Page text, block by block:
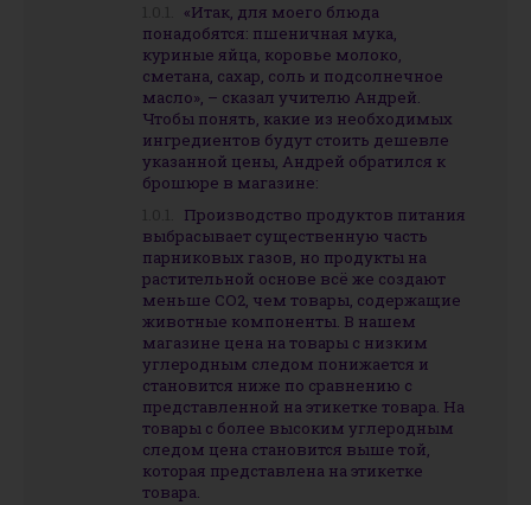
«Итак, для моего блюда
понадобятся: пшеничная мука,
куриные яйца, коровье молоко,
сметана, сахар, соль и подсолнечное
масло», – сказал учителю Андрей.
Чтобы понять, какие из необходимых
ингредиентов будут стоить дешевле
указанной цены, Андрей обратился к
брошюре в магазине:
Производство продуктов питания
выбрасывает существенную часть
парниковых газов, но продукты на
растительной основе всё же создают
меньше CO2, чем товары, содержащие
животные компоненты. В нашем
магазине цена на товары с низким
углеродным следом понижается и
становится ниже по сравнению с
представленной на этикетке товара. На
товары с более высоким углеродным
следом цена становится выше той,
которая представлена на этикетке
товара.